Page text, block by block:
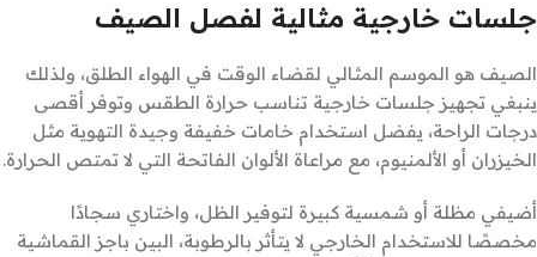
جلسات خارجية مثالية لفصل الصيف
الصيف هو الموسم المثالي لقضاء الوقت في الهواء الطلق، ولذلك
ينبغي تجهيز جلسات خارجية تناسب حرارة الطقس وتوفر أقصى
درجات الراحة، يفضل استخدام خامات خفيفة وجيدة التهوية مثل
الخيزران أو الألمنيوم، مع مراعاة الألوان الفاتحة التي لا تمتص الحرارة.
أضيفي مظلة أو شمسية كبيرة لتوفير الظل، واختاري سجادًا
مخصصًا للاستخدام الخارجي لا يتأثر بالرطوبة، البين باجز القماشية